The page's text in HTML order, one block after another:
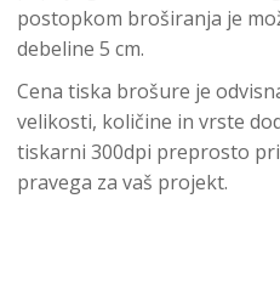
postopkom broširanja je
debeline 5 cm.
Cena tiska brošure je
velikosti, količine in vrste
tiskarni 300dpi preprosto
pravega za vaš projekt.